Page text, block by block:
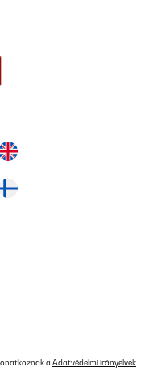
a Adatvédelmi irányelvek